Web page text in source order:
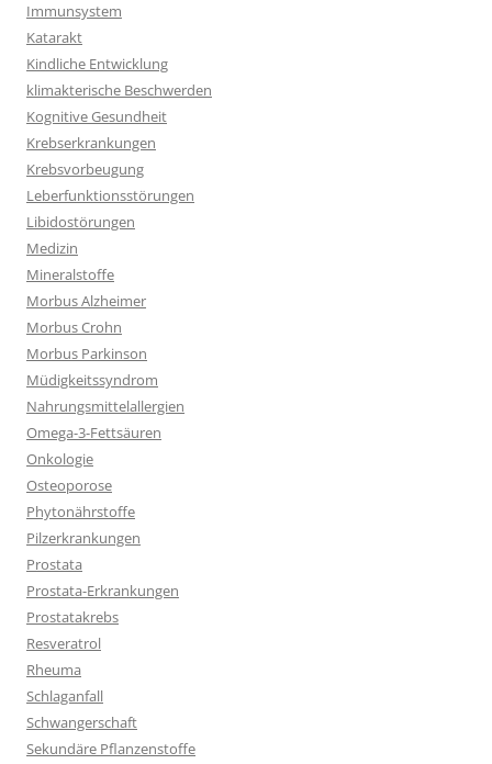
Immunsystem
Katarakt
Kindliche Entwicklung
klimakterische Beschwerden
Kognitive Gesundheit
Krebserkrankungen
Krebsvorbeugung
Leberfunktionsstörungen
Libidostörungen
Medizin
Mineralstoffe
Morbus Alzheimer
Morbus Crohn
Morbus Parkinson
Müdigkeitssyndrom
Nahrungsmittelallergien
Omega-3-Fettsäuren
Onkologie
Osteoporose
Phytonährstoffe
Pilzerkrankungen
Prostata
Prostata-Erkrankungen
Prostatakrebs
Resveratrol
Rheuma
Schlaganfall
Schwangerschaft
Sekundäre Pflanzenstoffe